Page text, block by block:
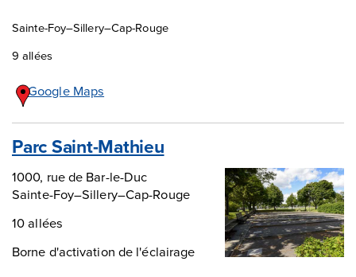
Sainte-Foy–Sillery–Cap-Rouge
9 allées
Google Maps
Parc Saint-Mathieu
1000, rue de Bar-le-Duc
Sainte-Foy–Sillery–Cap-Rouge
10 allées
Borne d'activation de l'éclairage